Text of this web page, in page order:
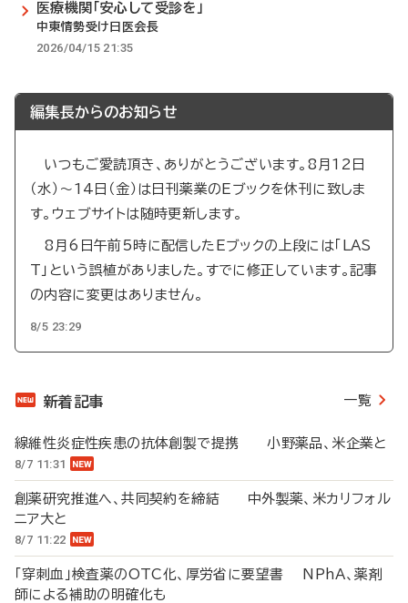
医療機関「安心して受診を」
中東情勢受け日医会長
2026/04/15 21:35
編集長からのお知らせ
いつもご愛読頂き、ありがとうございます。8月12日
（水）～14日（金）は日刊薬業のEブックを休刊に致しま
す。ウェブサイトは随時更新します。
8月6日午前5時に配信したEブックの上段には「LAS
T」という誤植がありました。すでに修正しています。記事
の内容に変更はありません。
8/5 23:29
新着記事 一覧
線維性炎症性疾患の抗体創製で提携 小野薬品、米企業と
8/7 11:31
創薬研究推進へ、共同契約を締結 中外製薬、米カリフォル
ニア大と
8/7 11:22
「穿刺血」検査薬のOTC化、厚労省に要望書 NPhA、薬剤
師による補助の明確化も